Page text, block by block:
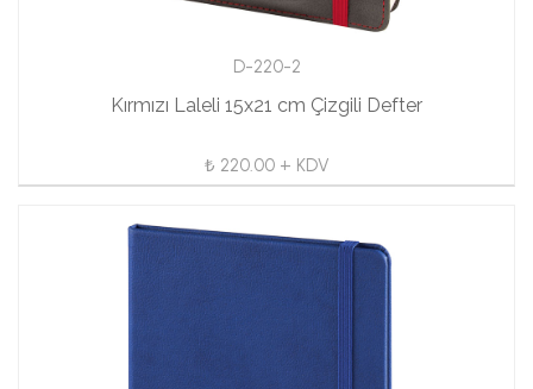
D-220-2
Kırmızı Laleli 15x21 cm Çizgili Defter
₺ 220.00 + KDV